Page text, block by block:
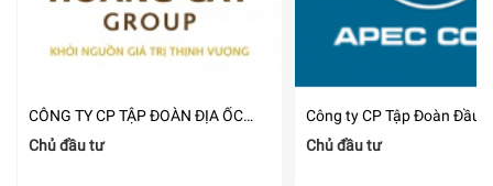
CÔNG TY CP TẬP ĐOÀN ĐỊA ỐC
HOÀNG CÁT
Chủ đầu tư
Công ty CP Tập Đoàn Đầu
Á Thái Bình Dương
Chủ đầu tư